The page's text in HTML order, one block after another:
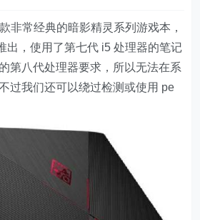
常经典的暗影精灵系列游戏本，
出，使用了第七代 i5 处理器的笔记
第八代处理器要求，所以无法在系
过我们还可以绕过检测或使用 pe